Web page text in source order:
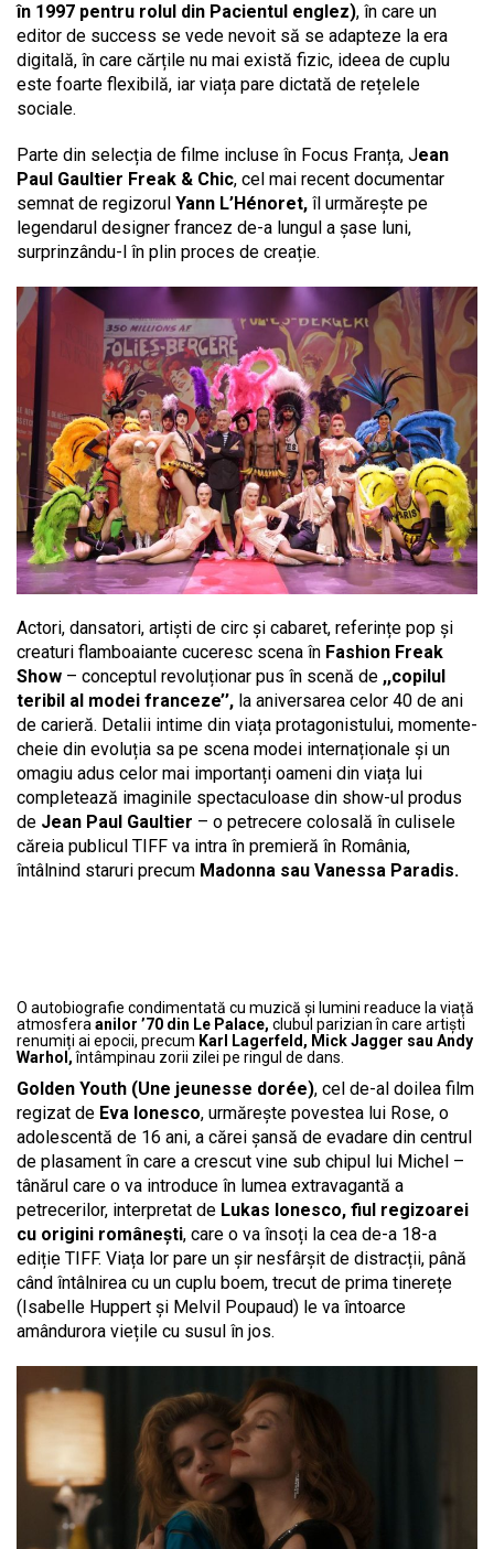
în 1997 pentru rolul din Pacientul englez), în care un
editor de success se vede nevoit să se adapteze la era
digitală, în care cărțile nu mai există fizic, ideea de cuplu
este foarte flexibilă, iar viața pare dictată de rețelele
sociale.
Parte din selecția de filme incluse în Focus Franța, Jean
Paul Gaultier Freak & Chic, cel mai recent documentar
semnat de regizorul Yann L’Hénoret, îl urmărește pe
legendarul designer francez de-a lungul a șase luni,
surprinzându-l în plin proces de creație.
Actori, dansatori, artiști de circ și cabaret, referințe pop și
creaturi flamboaiante cuceresc scena în Fashion Freak
Show – conceptul revoluționar pus în scenă de ,,copilul
teribil al modei franceze’’, la aniversarea celor 40 de ani
de carieră. Detalii intime din viața protagonistului, momente-
cheie din evoluția sa pe scena modei internaționale și un
omagiu adus celor mai importanți oameni din viața lui
completează imaginile spectaculoase din show-ul produs
de Jean Paul Gaultier – o petrecere colosală în culisele
căreia publicul TIFF va intra în premieră în România,
întâlnind staruri precum Madonna sau Vanessa Paradis.
O autobiografie condimentată cu muzică și lumini readuce la viață
atmosfera anilor ’70 din Le Palace, clubul parizian în care artiști
renumiți ai epocii, precum Karl Lagerfeld, Mick Jagger sau Andy
Warhol,întâmpinau zorii zilei pe ringul de dans.
Golden Youth (Une jeunesse dorée), cel de-al doilea film
regizat de Eva Ionesco, urmărește povestea lui Rose, o
adolescentă de 16 ani, a cărei șansă de evadare din centrul
de plasament în care a crescut vine sub chipul lui Michel –
tânărul care o va introduce în lumea extravagantă a
petrecerilor, interpretat de Lukas Ionesco, fiul regizoarei
cu origini românești, care o va însoți la cea de-a 18-a
ediție TIFF. Viața lor pare un șir nesfârșit de distracții, până
când întâlnirea cu un cuplu boem, trecut de prima tinerețe
(Isabelle Huppert și Melvil Poupaud) le va întoarce
amândurora viețile cu susul în jos.